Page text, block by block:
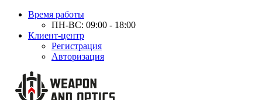
Время работы
ПН-ВС: 09:00 - 18:00
Клиент-центр
Регистрация
Авторизация